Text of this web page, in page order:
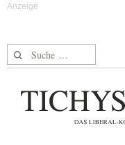
Suche nach: